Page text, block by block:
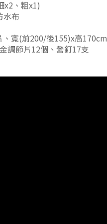
x2、粗x1)
水布
、寬(前200/後155)x高170cm
調節片12個、營釘17支